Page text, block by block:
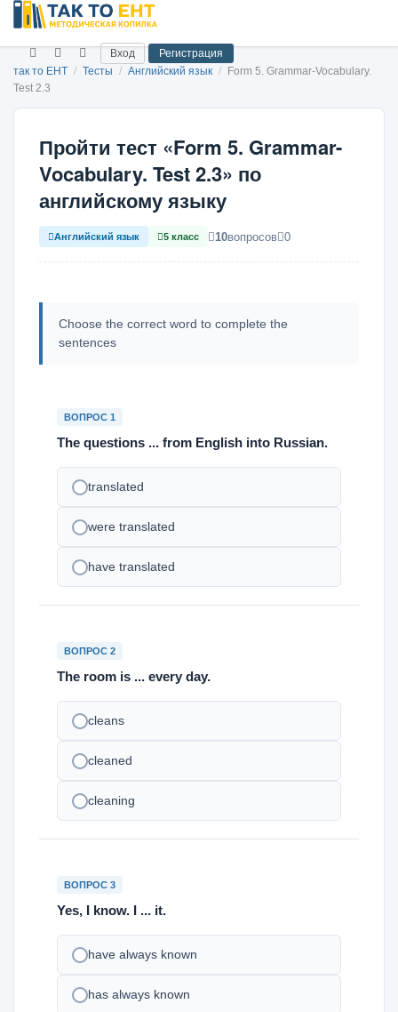
Вход
Регистрация
так то ЕНТ / Тесты / Английский язык /
Form 5. Grammar-Vocabulary.
Test 2.3
Пройти тест «Form 5. Grammar-
Vocabulary. Test 2.3» по
английскому языку
Английский язык 5 класс 10вопросов 0
Choose the correct word to complete the
sentences
ВОПРОС 1
The questions ... from English into Russian.
translated
were translated
have translated
ВОПРОС 2
The room is ... every day.
cleans
cleaned
cleaning
ВОПРОС 3
Yes, I know. I ... it.
have always known
has always known